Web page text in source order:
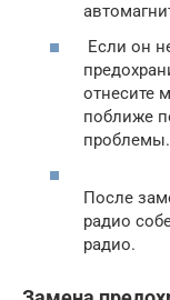
Если он
отнесите
поближе
проблемы.
После
радио
радио.